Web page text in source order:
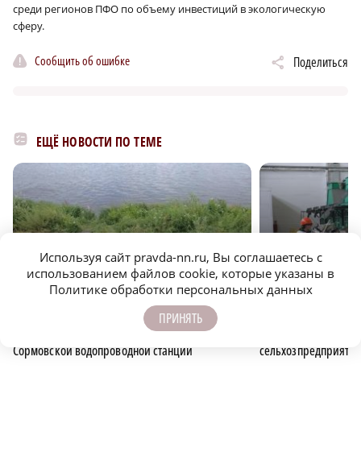
среди регионов ПФО по объему инвестиций в экологическую
сферу.
Сообщить об ошибке Поделиться
ЕЩЁ НОВОСТИ ПО ТЕМЕ
ЭКОЛОГИЯ r
Детскую машину достали из воды на Ново-
Сормовской водопроводной станции
СЕЛЬСКОЕ ХОЗЯЙСТВО
Используя сайт pravda-nn.ru, Вы соглашаетесь с
использованием файлов cookie, которые указаны в
Политике обработки персональных данных
ПРИНЯТЬ